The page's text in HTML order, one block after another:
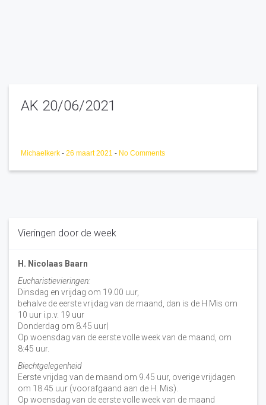
AK 20/06/2021
Michaelkerk - 26 maart 2021 - No Comments
Vieringen door de week
H. Nicolaas Baarn
Eucharistievieringen:
Dinsdag en vrijdag om 19.00 uur,
behalve de eerste vrijdag van de maand, dan is de H Mis om
10 uur i.p.v. 19 uur
Donderdag om 8.45 uur|
Op woensdag van de eerste volle week van de maand, om
8:45 uur.
Biechtgelegenheid
Eerste vrijdag van de maand om 9.45 uur, overige vrijdagen
om 18.45 uur (voorafgaand aan de H. Mis).
Op woensdag van de eerste volle week van de maand